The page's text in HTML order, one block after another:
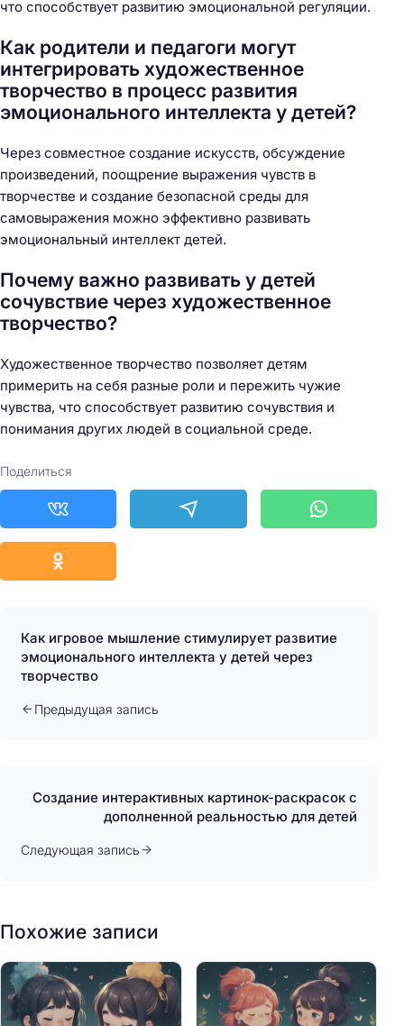
что способствует развитию эмоциональной регуляции.
Как родители и педагоги могут
интегрировать художественное
творчество в процесс развития
эмоционального интеллекта у детей?
Через совместное создание искусств, обсуждение
произведений, поощрение выражения чувств в
творчестве и создание безопасной среды для
самовыражения можно эффективно развивать
эмоциональный интеллект детей.
Почему важно развивать у детей
сочувствие через художественное
творчество?
Художественное творчество позволяет детям
примерить на себя разные роли и пережить чужие
чувства, что способствует развитию сочувствия и
понимания других людей в социальной среде.
Поделиться
Как игровое мышление стимулирует развитие
эмоционального интеллекта у детей через
творчество
Предыдущая запись
Создание интерактивных картинок-раскрасок с
дополненной реальностью для детей
Следующая запись
Похожие записи